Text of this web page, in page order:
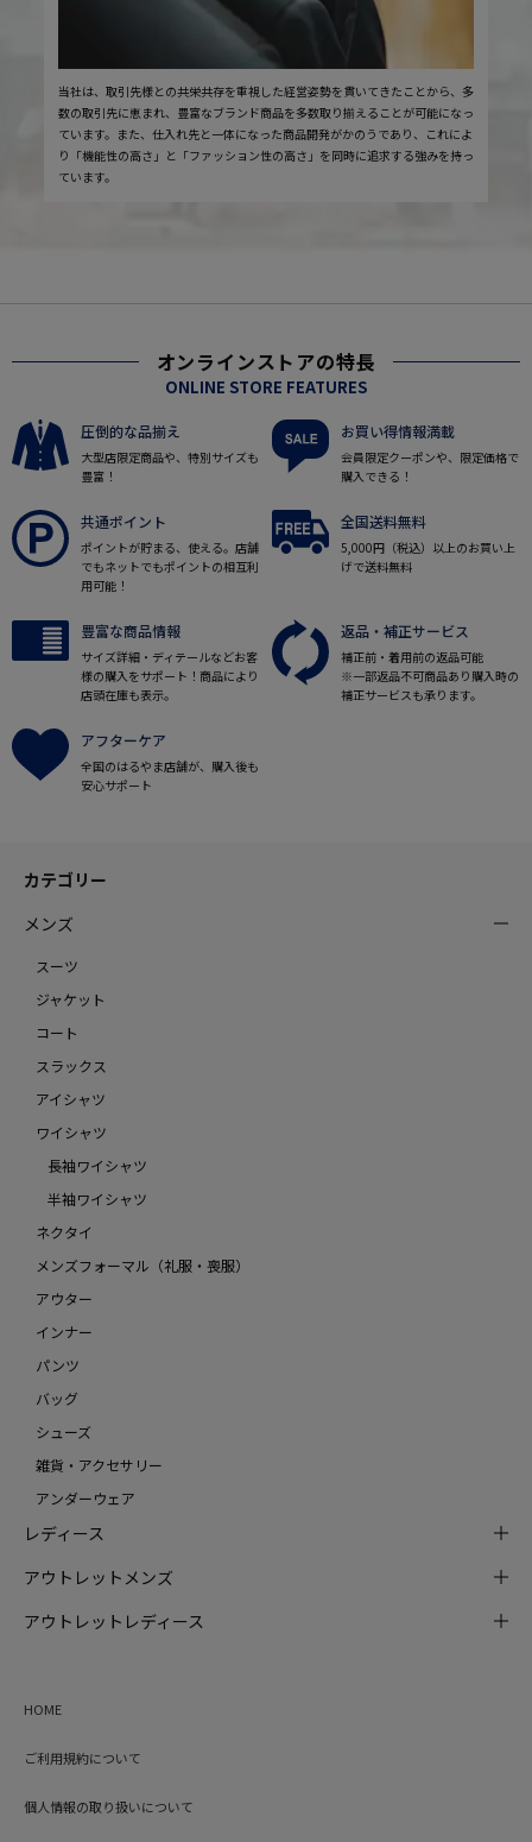
当社は、取引先様との共栄共存を重視した経営姿勢を貫いてきたことから、多
数の取引先に恵まれ、豊富なブランド商品を多数取り揃えることが可能になっ
ています。また、仕入れ先と一体になった商品開発がかのうであり、これによ
り「機能性の高さ」と「ファッション性の高さ」を同時に追求する強みを持っ
ています。
オンラインストアの特長
ONLINE STORE FEATURES
圧倒的な品揃え
大型店限定商品や、特別サイズも
豊富！
お買い得情報満載
会員限定クーポンや、限定価格で
購入できる！
共通ポイント
ポイントが貯まる、使える。店舗
でもネットでもポイントの相互利
用可能！
全国送料無料
5,000円（税込）以上のお買い上
げで送料無料
豊富な商品情報
サイズ詳細・ディテールなどお客
様の購入をサポート！商品により
店頭在庫も表示。
返品・補正サービス
補正前・着用前の返品可能
※一部返品不可商品あり購入時の
補正サービスも承ります。
アフターケア
全国のはるやま店舗が、購入後も
安心サポート
カテゴリー
メンズ
スーツ
ジャケット
コート
スラックス
アイシャツ
ワイシャツ
長袖ワイシャツ
半袖ワイシャツ
ネクタイ
メンズフォーマル（礼服・喪服）
アウター
インナー
パンツ
バッグ
シューズ
雑貨・アクセサリー
アンダーウェア
レディース
アウトレットメンズ
アウトレットレディース
HOME
ご利用規約について
個人情報の取り扱いについて